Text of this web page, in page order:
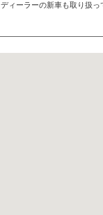
ディーラーの新車も取り扱っ